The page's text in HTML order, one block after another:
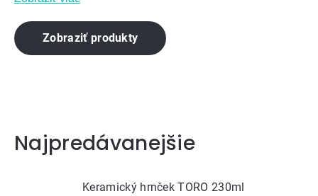
Zobraziť produkty
Najpredávanejšie
Keramický hrnček TORO 230ml